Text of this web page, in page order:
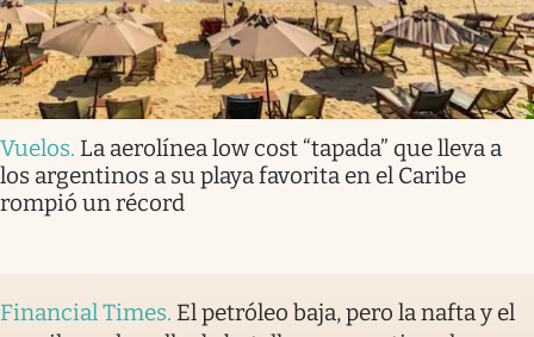
Vuelos. La aerolínea low cost “tapada” que lleva a
los argentinos a su playa favorita en el Caribe
rompió un récord
Financial Times. El petróleo baja, pero la nafta y el